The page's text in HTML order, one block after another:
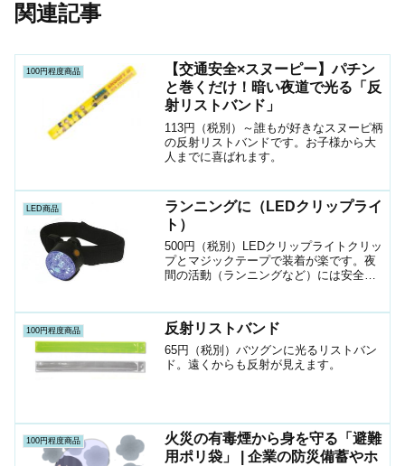
関連記事
100円程度商品
【交通安全×スヌーピー】パチン
と巻くだけ！暗い夜道で光る「反
射リストバンド」
113円（税別）～誰もが好きなスヌーピ柄
の反射リストバンドです。お子様から大
人までに喜ばれます。
LED商品
ランニングに（LEDクリップライ
ト）
500円（税別）LEDクリップライトクリッ
プとマジックテープで装着が楽です。夜
間の活動（ランニングなど）には安全に
100円程度商品 反射リストバンド
65円（税別）バツグンに光るリストバン
ド。遠くからも反射が見えます。
100円程度商品
火災の有毒煙から身を守る「避難
用ポリ袋」 | 企業の防災備蓄やホ